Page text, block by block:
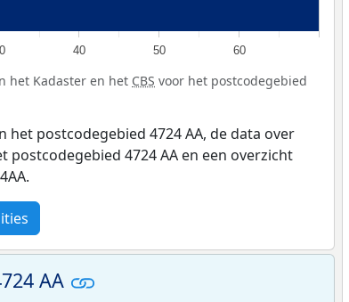
40 50 60
het Kadaster en het CBS voor het postcodegebied
het postcodegebied 4724 AA, de data over
postcodegebied 4724 AA en een overzicht
AA